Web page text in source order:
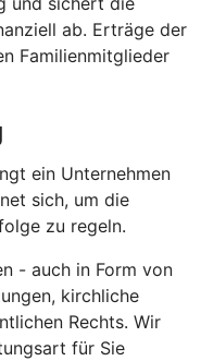
ab. Erträge der
Familienmitglieder
ein Unternehmen
sich, um die
zu regeln.
- auch in Form von
kirchliche
Rechts. Wir
für Sie